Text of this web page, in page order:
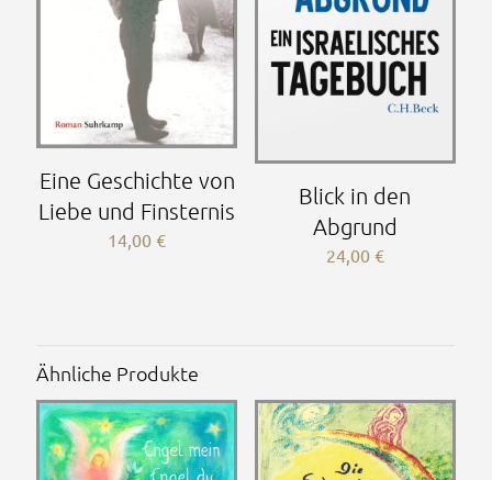
Eine Geschichte von
Liebe und Finsternis
14,00€
Blick in den
Abgrund
24,00 €
Ähnliche Produkte